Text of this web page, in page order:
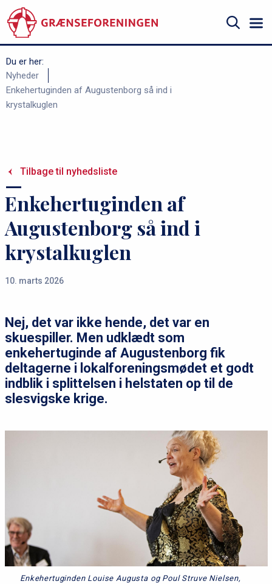
til
hovedindhold
Søg
Du er her:
Nyheder
Enkehertuginden af Augustenborg så ind i
krystalkuglen
Tilbage til nyhedsliste
Enkehertuginden af
Augustenborg så ind i
krystalkuglen
10. marts 2026
Nej, det var ikke hende, det var en
skuespiller. Men udklædt som
enkehertuginde af Augustenborg fik
deltagerne i lokalforeningsmødet et godt
indblik i splittelsen i helstaten op til de
slesvigske krige.
Enkehertuginden Louise Augusta og Poul Struve Nielsen,